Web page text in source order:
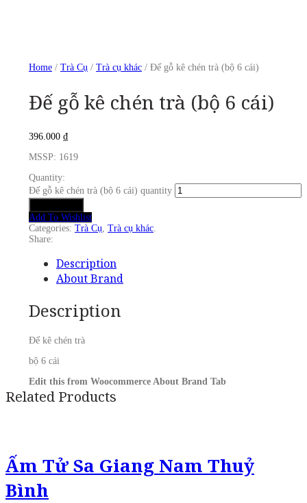
Home / Trà Cụ / Trà cụ khác / Đế gỗ kê chén trà (bộ 6 cái)
Đế gỗ kê chén trà (bộ 6 cái)
396.000 ₫
MSSP: 1619
Quantity:
Đế gỗ kê chén trà (bộ 6 cái) quantity
Add To Wishlist
Categories: Trà Cụ Trà cụ khác
Share:
Description
About Brand
Description
Đế kê chén trà
bộ 6 cái
Edit this from Woocommerce About Brand Tab
Related Products
Ấm Tử Sa Giang Nam Thuỷ
Bình